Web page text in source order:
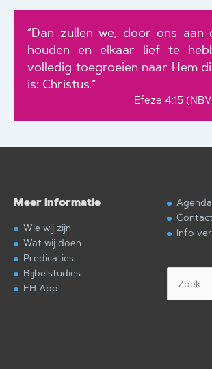
“Dan zullen we, door ons
houden en elkaar lief te
volledig toegroeien naar Hem
is: Christus.”
Efeze 4:15
Meer informatie
Wie wij zijn
Wat wij doen
Predicaties
Bijbelstudies
EH App
Agenda
Contact
Info
naar: